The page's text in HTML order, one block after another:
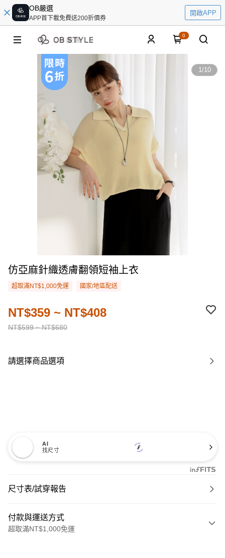
OB嚴選
APP首下載免費送200折價券
開啟APP
0
1/10
仿亞麻針織透膚翻領短袖上衣
超取滿NT$1,000免運 國家/地區配送
NT$599 ~ NT$680
NT$359 ~ NT$408
請選擇商品選項
AI
找尺寸
尺寸表/試穿報告
付款與運送方式
超取滿NT$1,000免運